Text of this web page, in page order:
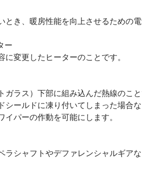
とき、暖房性能を向上させるための電
ー
に変更したヒーターのことです。
ガラス）下部に組み込んだ熱線のこと
シールドに凍り付いてしまった場合
パーの作動を可能にします。
ラシャフトやデファレンシャルギア